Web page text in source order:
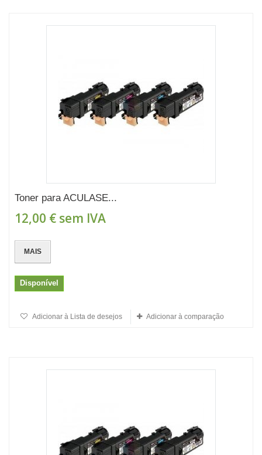
Toner para ACULASE...
12,00 € sem IVA
MAIS
Disponível
Adicionar à Lista de desejos Adicionar à comparação